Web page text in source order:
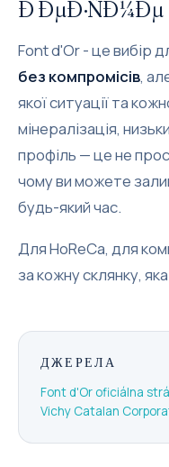
Ð ÐµÐ·ÑÐ¼Ðµ
Font d'Or - це вибір
без компромісів,
якої ситуації та
мінералізація,
профіль — це не
чому ви можете
будь-який час.
Для HoReCa, для
за кожну склянку,
ДЖЕРЕЛА
Font d'Or oficiálna
Vichy Catalan